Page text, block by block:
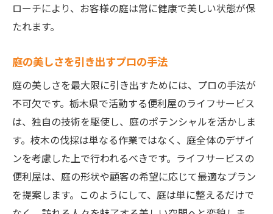
ローチにより、お客様の庭は常に健康で美しい状態が保
たれます。
庭の美しさを引き出すプロの手法
庭の美しさを最大限に引き出すためには、プロの手法が
不可欠です。栃木県で活動する便利屋のライフサービス
は、独自の技術を駆使し、庭のポテンシャルを活かしま
す。枝木の伐採は単なる作業ではなく、庭全体のデザイ
ンを考慮した上で行われるべきです。ライフサービスの
便利屋は、庭の形状や顧客の希望に応じて最適なプラン
を提案します。このようにして、庭は単に整えるだけで